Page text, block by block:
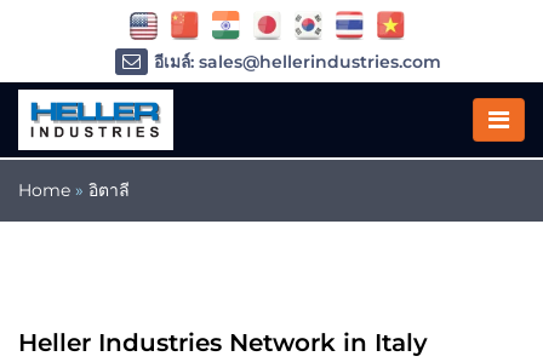
Home » อิตาลี
Heller Industries Network in Italy
อีเมล์: sales@hellerindustries.com
อีเมล์: service@hellerindustries.com
โทรศัพท์ :